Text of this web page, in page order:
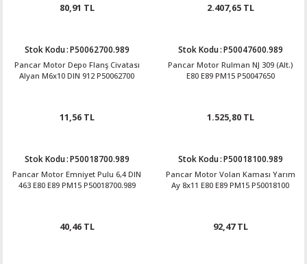
80,91 TL 2.407,65 TL
Stok Kodu:P50062700.989
Pancar Motor Depo Flanş Civatası
Alyan M6x10 DIN 912 P50062700
11,56 TL
Stok Kodu:P50047600.989
Pancar Motor Rulman NJ 309 (Alt.)
E80 E89 PM15 P50047650
1.525,80 TL
Stok Kodu:P50018700.989
Pancar Motor Emniyet Pulu 6,4 DIN
463 E80 E89 PM15 P50018700.989
40,46 TL
Stok Kodu:P50018100.989
Pancar Motor Volan Kaması Yarım
Ay 8x11 E80 E89 PM15 P50018100
92,47 TL